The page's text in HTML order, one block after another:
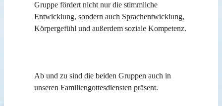
Gruppe fördert nicht nur die stimmliche
Entwicklung, sondern auch Sprachentwicklung,
Körpergefühl und außerdem soziale Kompetenz.
Ab und zu sind die beiden Gruppen auch in
unseren Familiengottesdiensten präsent.